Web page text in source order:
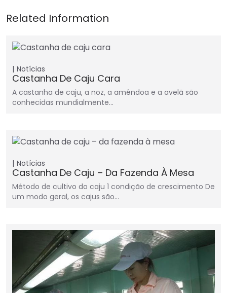
Notícias
Castanha De Caju Cara
A castanha de caju, a noz, a amêndoa e a avelã são
conhecidas mundialmente…
Notícias
Castanha De Caju – Da Fazenda À Mesa
Método de cultivo do caju 1 condição de crescimento De
um modo geral, os cajus são…